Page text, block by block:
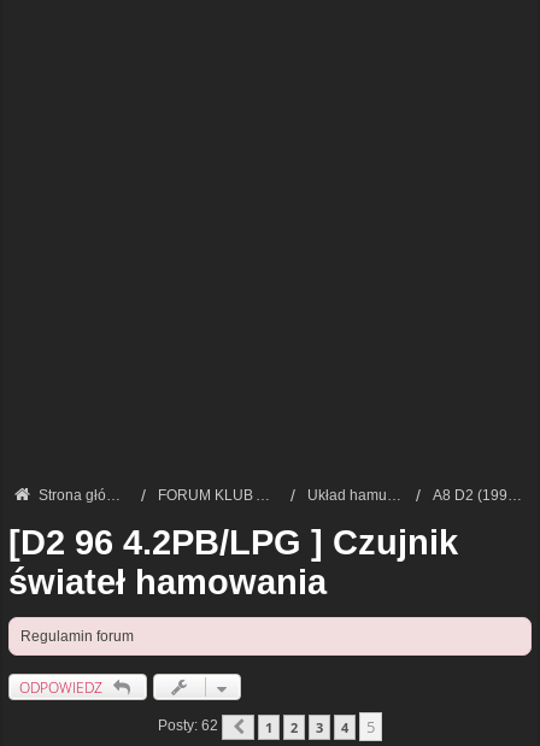
Strona główna FORUM KLUB AUDI A8 - FORUM TECHNICZNE Układ hamulcowy A8 D2 (1994 - 2002)
[D2 96 4.2PB/LPG ] Czujnik
świateł hamowania
Regulamin forum
ODPOWIEDZ
Posty: 62 Poprzednia
1 2 3 4 5